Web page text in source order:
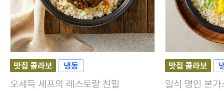
오세득 셰프의 레스토랑 친밀 일식 명인 본